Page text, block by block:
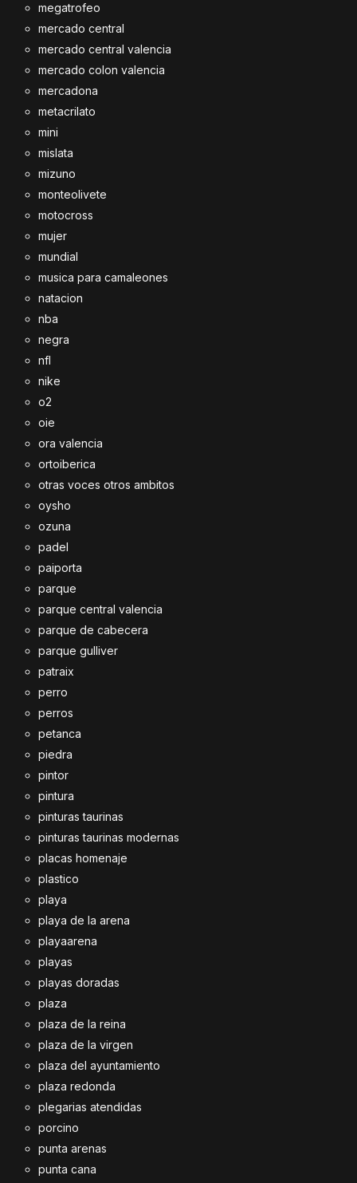
megatrofeo
mercado central
mercado central valencia
mercado colon valencia
mercadona
metacrilato
mini
mislata
mizuno
monteolivete
motocross
mujer
mundial
musica para camaleones
natacion
nba
negra
nfl
nike
o2
oie
ora valencia
ortoiberica
otras voces otros ambitos
oysho
ozuna
padel
paiporta
parque
parque central valencia
parque de cabecera
parque gulliver
patraix
perro
perros
petanca
piedra
pintor
pintura
pinturas taurinas
pinturas taurinas modernas
placas homenaje
plastico
playa
playa de la arena
playaarena
playas
playas doradas
plaza
plaza de la reina
plaza de la virgen
plaza del ayuntamiento
plaza redonda
plegarias atendidas
porcino
punta arenas
punta cana